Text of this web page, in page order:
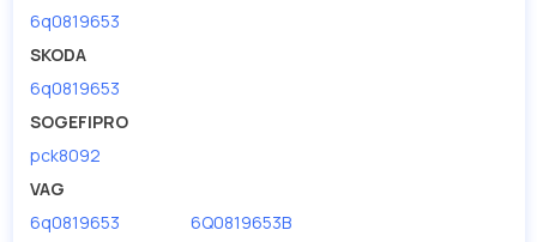
6q0819653
SKODA
6q0819653
SOGEFIPRO
pck8092
VAG
6q0819653
6Q0819653B